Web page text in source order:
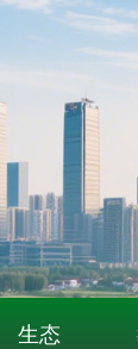
生态